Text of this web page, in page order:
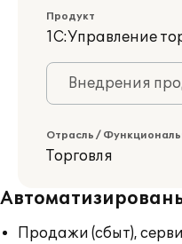
Продукт
1С:Управление
Внедрения
Отрасль /
Торговля
Продажи (сбыт),